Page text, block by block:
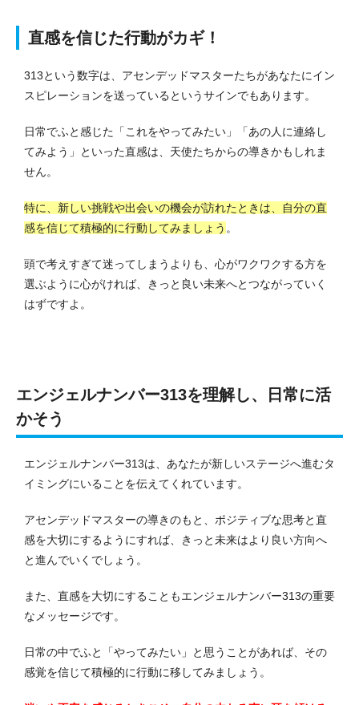
直感を信じた行動がカギ！
313という数字は、アセンデッドマスターたちがあなたにイン
スピレーションを送っているというサインでもあります。
日常でふと感じた「これをやってみたい」「あの人に連絡し
てみよう」といった直感は、天使たちからの導きかもしれま
せん。
特に、新しい挑戦や出会いの機会が訪れたときは、自分の直
感を信じて積極的に行動してみましょう 。
頭で考えすぎて迷ってしまうよりも、心がワクワクする方を
選ぶように心がければ、きっと良い未来へとつながっていく
はずですよ。
エンジェルナンバー313を理解し、日常に活
かそう
エンジェルナンバー313は、あなたが新しいステージへ進むタ
イミングにいることを伝えてくれています。
アセンデッドマスターの導きのもと、ポジティブな思考と直
感を大切にするようにすれば、きっと未来はより良い方向へ
と進んでいくでしょう。
また、直感を大切にすることもエンジェルナンバー313の重要
なメッセージです。
日常の中でふと「やってみたい」と思うことがあれば、その
感覚を信じて積極的に行動に移してみましょう。